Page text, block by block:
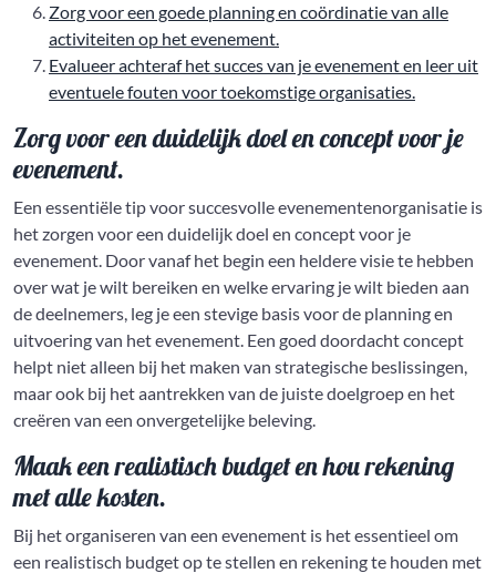
Zorg voor een goede planning en coördinatie van alle
activiteiten op het evenement.
Evalueer achteraf het succes van je evenement en leer uit
eventuele fouten voor toekomstige organisaties.
Zorg voor een duidelijk doel en concept voor je
evenement.
Een essentiële tip voor succesvolle evenementenorganisatie is
het zorgen voor een duidelijk doel en concept voor je
evenement. Door vanaf het begin een heldere visie te hebben
over wat je wilt bereiken en welke ervaring je wilt bieden aan
de deelnemers, leg je een stevige basis voor de planning en
uitvoering van het evenement. Een goed doordacht concept
helpt niet alleen bij het maken van strategische beslissingen,
maar ook bij het aantrekken van de juiste doelgroep en het
creëren van een onvergetelijke beleving.
Maak een realistisch budget en hou rekening
met alle kosten.
Bij het organiseren van een evenement is het essentieel om
een realistisch budget op te stellen en rekening te houden met